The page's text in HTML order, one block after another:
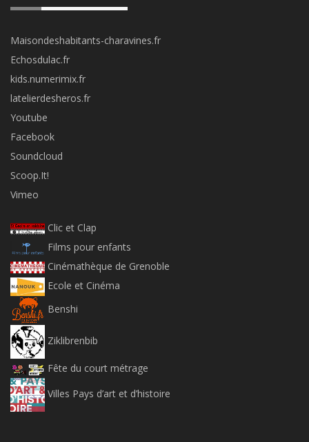
Maisondeshabitants-charavines.fr
Echosdulac.fr
kids.numerimix.fr
latelierdesheros.fr
Youtube
Facebook
Soundcloud
Scoop.It!
Vimeo
Clic et Clap
Films pour enfants
Cinémathèque de Grenoble
Ecole et Cinéma
Benshi
Ziklibrenbib
Fête du court métrage
Villes Pays d’art et d’histoire